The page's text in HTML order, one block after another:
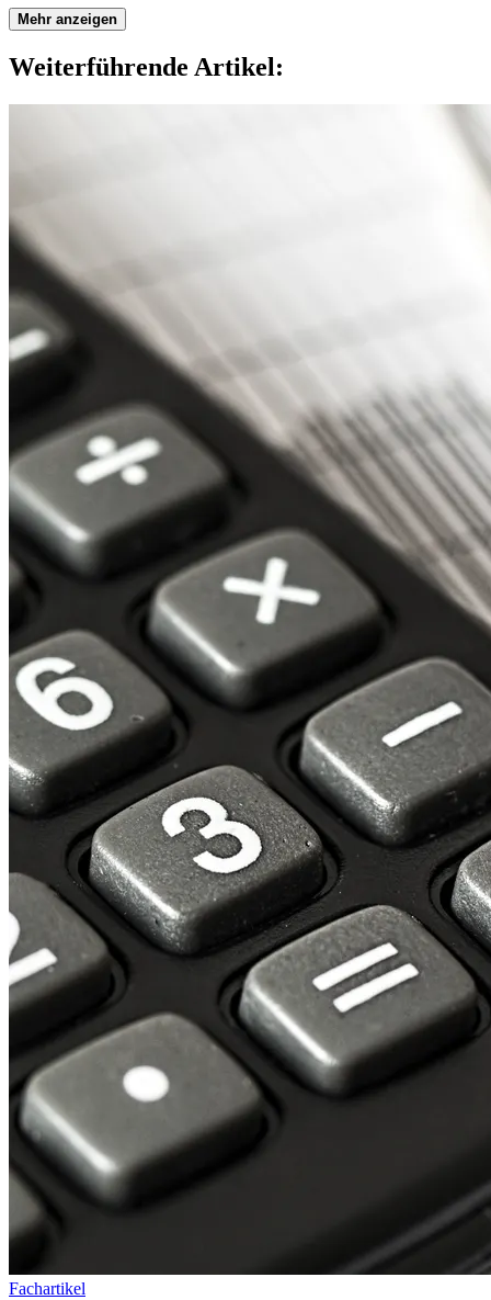
Mehr anzeigen
Weiterführende Artikel:
Fachartikel